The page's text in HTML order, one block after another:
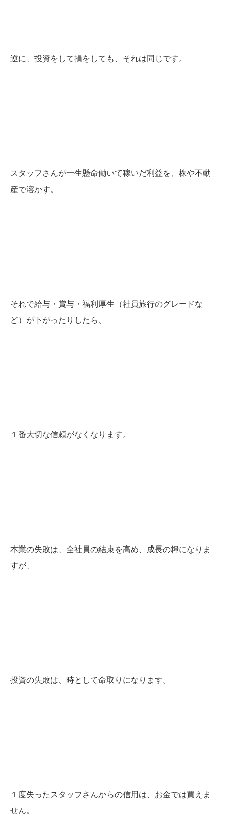
逆に、投資をして損をしても、それは同じです。
スタッフさんが一生懸命働いて稼いだ利益を、株や不動
産で溶かす。
それで給与・賞与・福利厚生（社員旅行のグレードな
ど）が下がったりしたら、
１番大切な信頼がなくなります。
本業の失敗は、全社員の結束を高め、成長の糧になりま
すが、
投資の失敗は、時として命取りになります。
１度失ったスタッフさんからの信用は、お金では買えま
せん。